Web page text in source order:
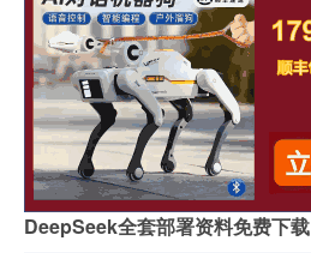
DeepSeek全套部署资料免费下载